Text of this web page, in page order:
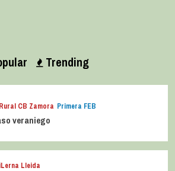
Trending
CB Zamora Primera FEB
veraniego
iLerna Lleida